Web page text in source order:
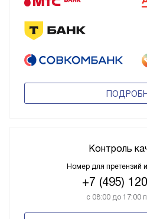
Контроль
Номер для претензий
+7 (495)
с 08:00 до 17:00